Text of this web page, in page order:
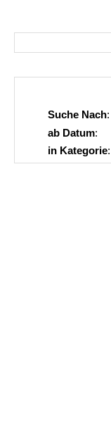
Suche Nach:
ab Datum:
in Kategorie: